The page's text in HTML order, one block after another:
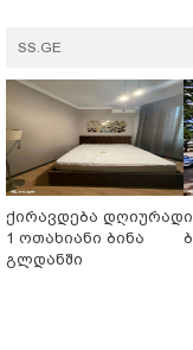
SS.GE
ქირავდება დღიურად
1 ოთახიანი ბინა
გლდანში